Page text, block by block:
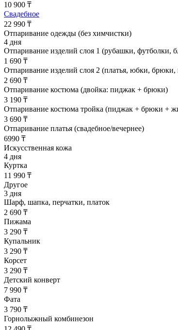
10 900 ₸
Свадебное
22 990 ₸
Отпаривание одежды (без химчистки)
4 дня
Отпаривание изделий слоя 1 (рубашки, футболки,
1 690 ₸
Отпаривание изделий слоя 2 (платья, юбки,
2 690 ₸
Отпаривание костюма (двойка: пиджак + брюки)
3 190 ₸
Отпаривание костюма тройка (пиджак + брюки +
3 690 ₸
Отпаривание платья (свадебное/вечернее)
6990 ₸
Искусственная кожа
4 дня
Куртка
11 990 ₸
Другое
3 дня
Шарф, шапка, перчатки, платок
2 690 ₸
Пижама
3 290 ₸
Купальник
3 290 ₸
Корсет
3 290 ₸
Детский конверт
7 990 ₸
Фата
3 790 ₸
Горнолыжный комбинезон